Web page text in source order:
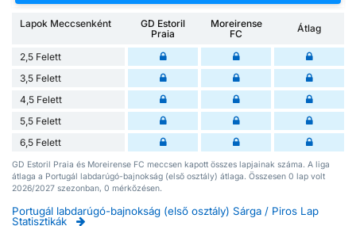
Lapok Meccsenként
GD Estoril
Praia
Moreirense
FC
Átlag
2,5 Felett
3,5 Felett
4,5 Felett
5,5 Felett
6,5 Felett
GD Estoril Praia és Moreirense FC meccsen kapott összes lapjainak száma. A liga
átlaga a Portugál labdarúgó-bajnokság (első osztály) átlaga. Összesen 0 lap volt
2026/2027 szezonban, 0 mérkőzésen.
Portugál labdarúgó-bajnokság (első osztály) Sárga / Piros Lap
Statisztikák